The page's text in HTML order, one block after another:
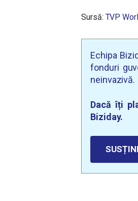
Sursă: TVP
Echipa
fonduri
neinvazivă.
Dacă îți
Biziday.